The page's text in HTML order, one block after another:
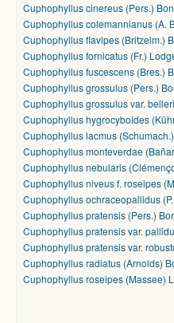
Cuphophyllus cinereus (Pers.)
Cuphophyllus colemannianus (A.
Cuphophyllus flavipes (Britzelm.)
Cuphophyllus fornicatus (Fr.)
Cuphophyllus fuscescens (Bres.)
Cuphophyllus grossulus (Pers.)
Cuphophyllus grossulus var.
Cuphophyllus hygrocyboides
Cuphophyllus lacmus
Cuphophyllus monteverdae
Cuphophyllus nebularis
Cuphophyllus niveus f. roseipes
Cuphophyllus ochraceopallidus
Cuphophyllus pratensis (Pers.)
Cuphophyllus pratensis var.
Cuphophyllus pratensis var.
Cuphophyllus radiatus (Arnolds)
Cuphophyllus roseipes (Massee)